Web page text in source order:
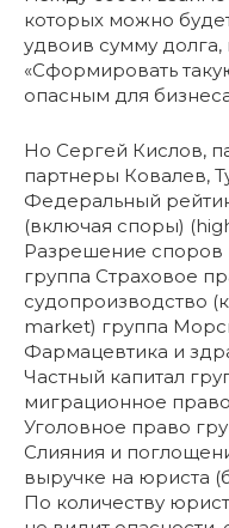
которых можно
удвоив сумму
«Сформировать
опасным для
Но Сергей Кислов,
партнеры Ковалев,
Федеральный
(включая споры)
Разрешение
группа Страховое
судопроизводство
market) группа
Фармацевтика и
Частный капитал
миграционное
Уголовное право
Слияния и
выручке на юриста
По количеству